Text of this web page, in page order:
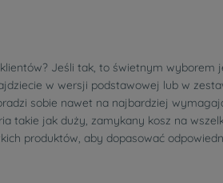
Jeśli tak, to świetnym wyborem
w wersji podstawowej lub w
sobie nawet na najbardziej
takie jak duży, zamykany kosz na
produktów, aby dopasować